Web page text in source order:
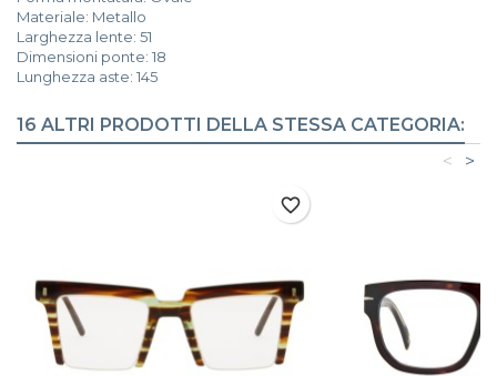
Materiale: Metallo
Larghezza lente: 51
Dimensioni ponte: 18
Lunghezza aste: 145
16 ALTRI PRODOTTI DELLA STESSA CATEGORIA:
>
<
favorite_border